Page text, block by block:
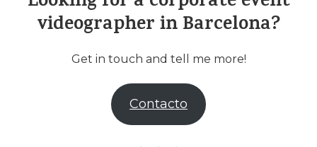
videographer in Barcelona?
Get in touch and tell me more!
Contacto